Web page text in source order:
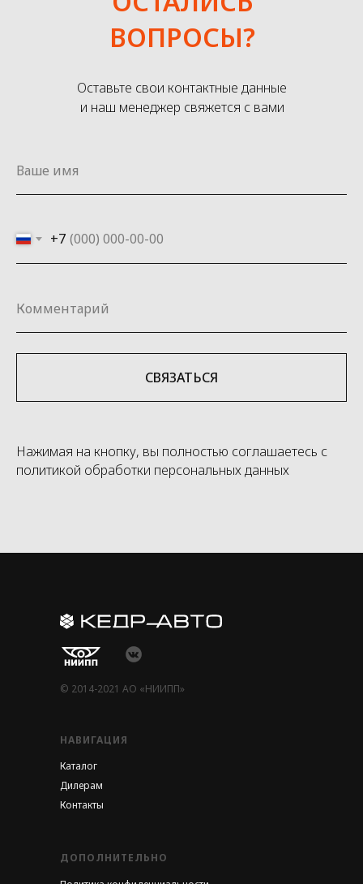
ВОПРОСЫ?
Оставьте свои контактные данные
и наш менеджер свяжется с вами
+7
СВЯЗАТЬСЯ
Нажимая на кнопку, вы полностью соглашаетесь с
политикой обработки персональных данных
НАВИГАЦИЯ
Каталог
Дилерам
Контакты
ДОПОЛНИТЕЛЬНО
© 2014-2021 АО «НИИПП»